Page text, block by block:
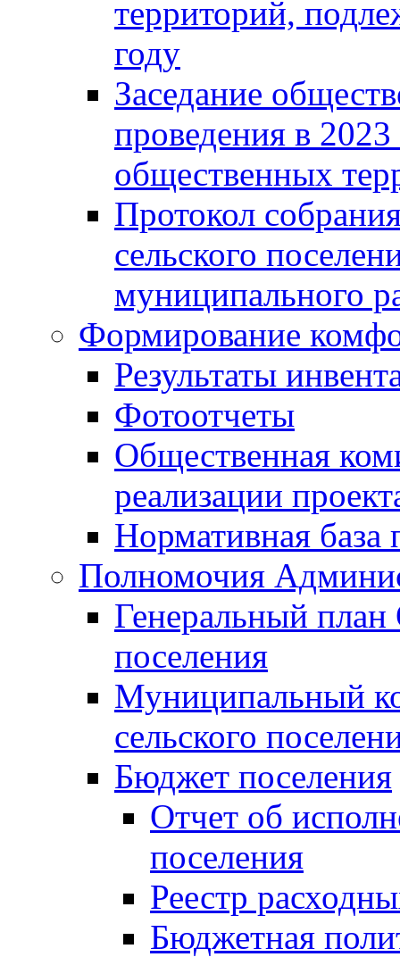
территорий,
году
Заседание
проведения в
общественных
Протокол
сельского
муниципального
Формирование
Результаты
Фотоотчеты
Общественная
реализации
Нормативная база
Полномочия
Генеральный план
поселения
Муниципальный
сельского
Бюджет поселения
Отчет об
поселения
Реестр
Бюджетная